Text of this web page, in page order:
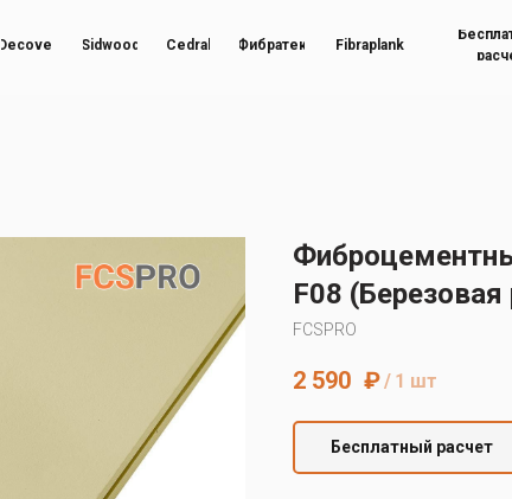
Decover Sidwood Cedral Фибратек Fibraplank
F08
FCSPRO
2 590 ₽/ 1 шт
Бесплатный расчет